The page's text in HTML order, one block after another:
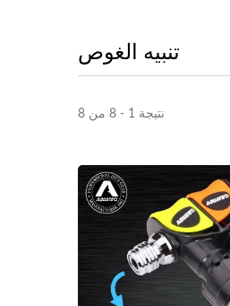
تنبيه الغوص
نتيجة 1 - 8 من 8